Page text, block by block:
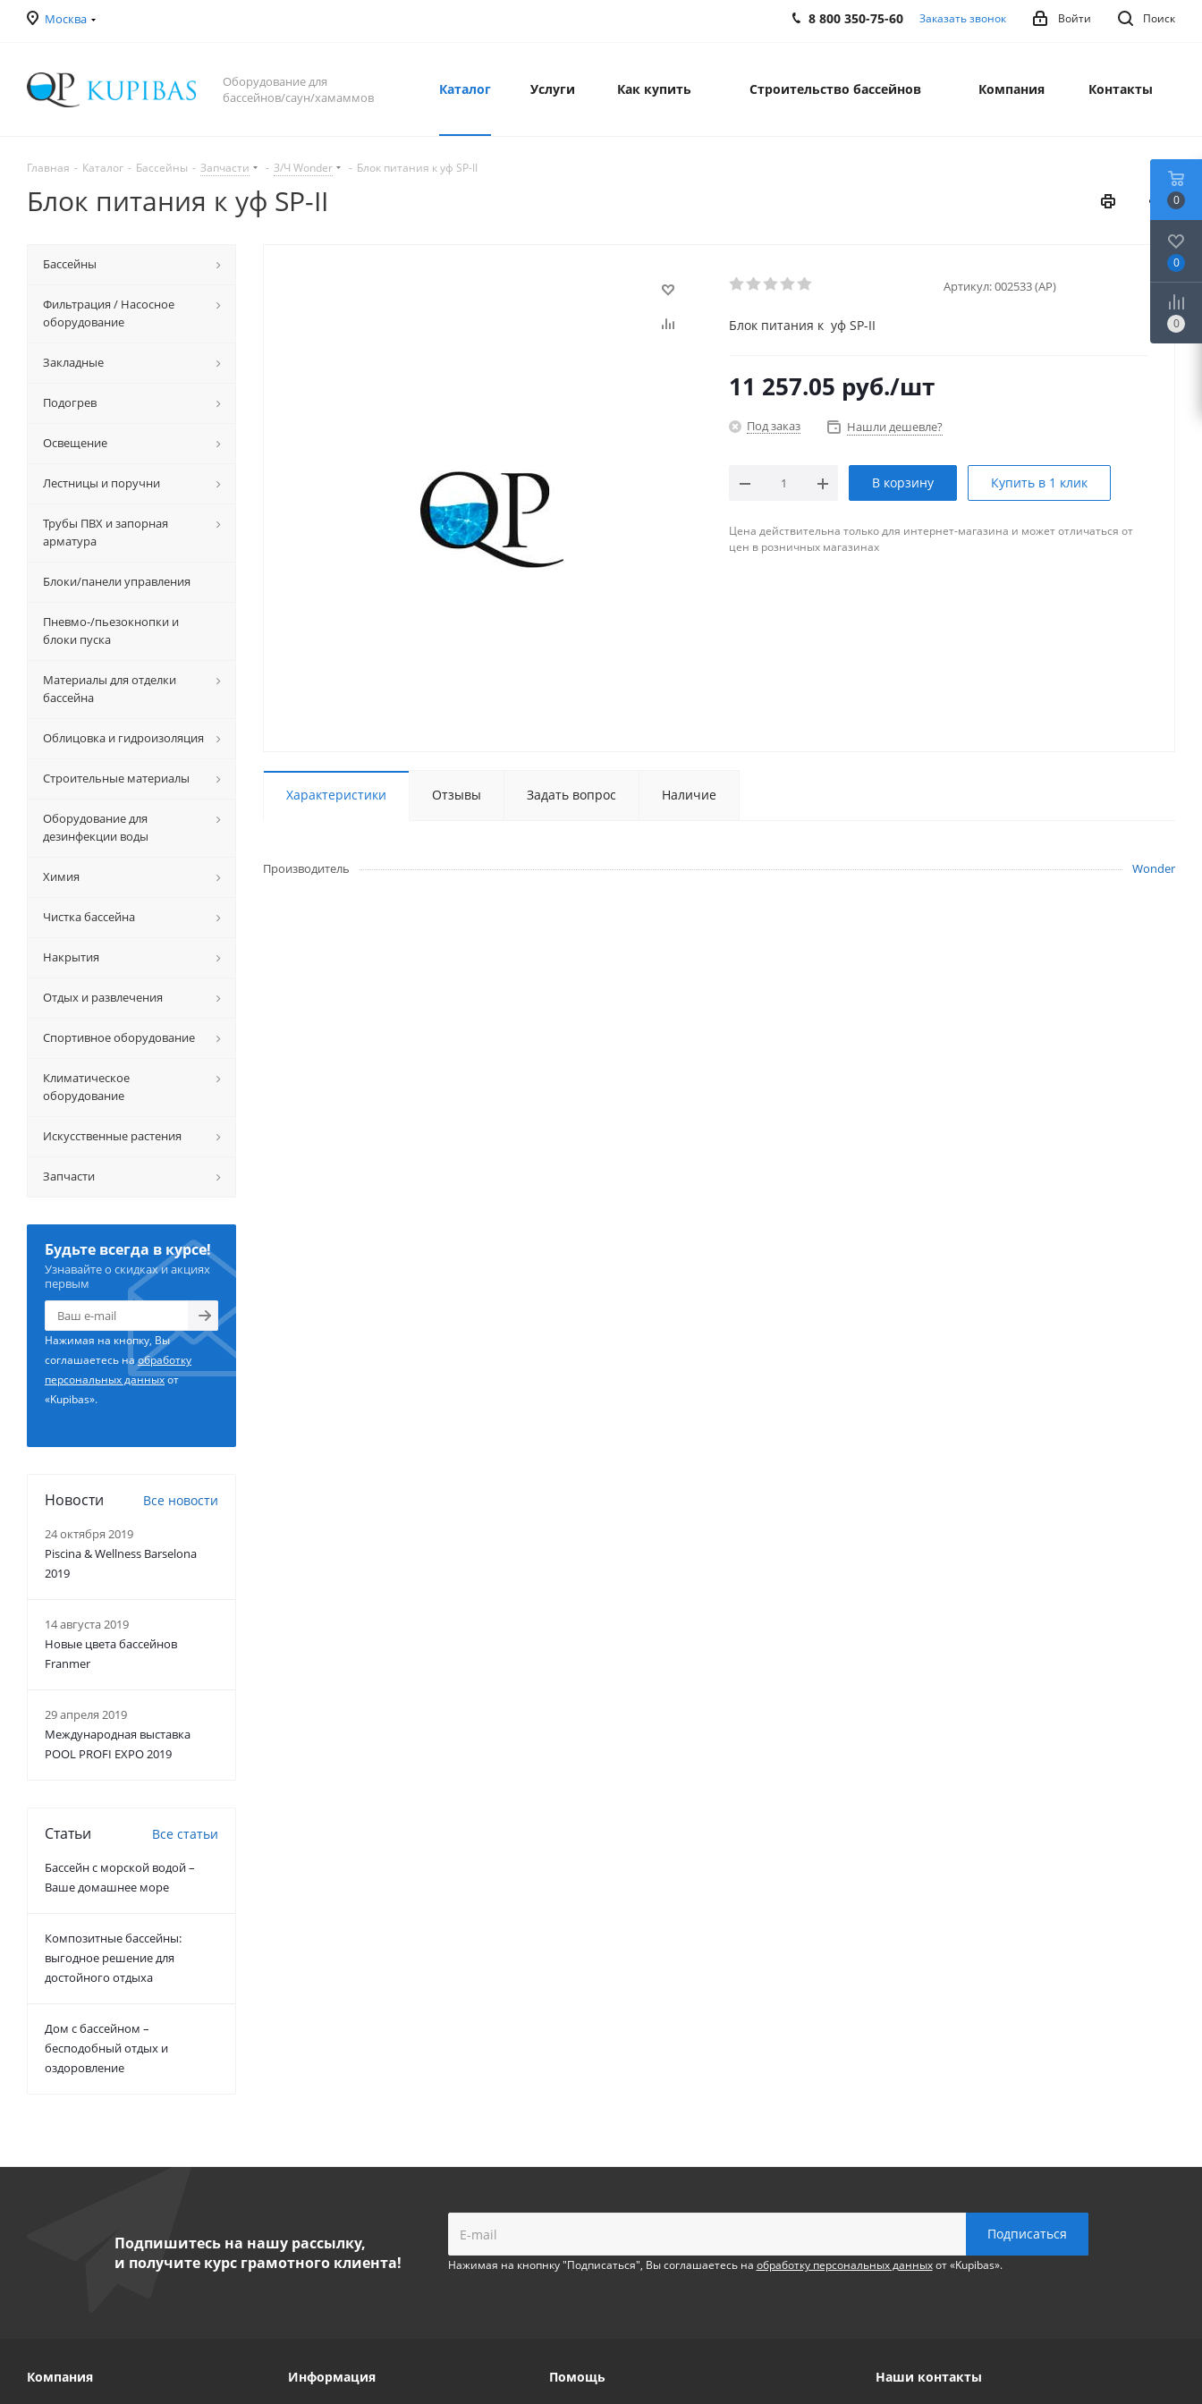
Москва Поиск
Войти
8 800 350-75-60 Заказать звонок
Оборудование для
бассейнов/саун/хамаммов
Каталог Услуги Как купить Строительство бассейнов Компания Контакты
Главная - Каталог - Бассейны - Запчасти - З/Ч Wonder - Блок питания к уф SP-II
Блок питания к уф SP-II
Артикул:002533 (AP)
Блок питания к уф SP-II
11 257.05 руб./шт
Под заказ Нашли дешевле?
В корзину Купить в 1 клик
Цена действительна только для интернет-магазина и может отличаться от
цен в розничных магазинах
Характеристики Отзывы Задать вопрос Наличие
Производитель Wonder
Бассейны
Фильтрация / Насосное
оборудование
Закладные
Подогрев
Освещение
Лестницы и поручни
Трубы ПВХ и запорная
арматура
Блоки/панели управления
Пневмо-/пьезокнопки и
блоки пуска
Материалы для отделки
бассейна
Облицовка и гидроизоляция
Строительные материалы
Оборудование для
дезинфекции воды
Химия
Чистка бассейна
Накрытия
Отдых и развлечения
Спортивное оборудование
Климатическое
оборудование
Искусственные растения
Запчасти
Будьте всегда в курсе!
Узнавайте о скидках и акциях
первым
Нажимая на кнопку, Вы
соглашаетесь наобработку
персональных данныхот
«Kupibas».
Новости Все новости
24 октября 2019
Piscina & Wellness Barselona
2019
14 августа 2019
Новые цвета бассейнов
Franmer
29 апреля 2019
Международная выставка
POOL PROFI EXPO 2019
Статьи Все статьи
Бассейн с морской водой –
Ваше домашнее море
Композитные бассейны:
выгодное решение для
достойного отдыха
Дом с бассейном –
бесподобный отдых и
оздоровление
Подпишитесь на нашу рассылку,
и получите курс грамотного клиента!
Нажимая на кнопнку "Подписаться", Вы соглашаетесь на обработку персональных данныхот «Kupibas».
Компания Информация Помощь Наши контакты
0
0
0